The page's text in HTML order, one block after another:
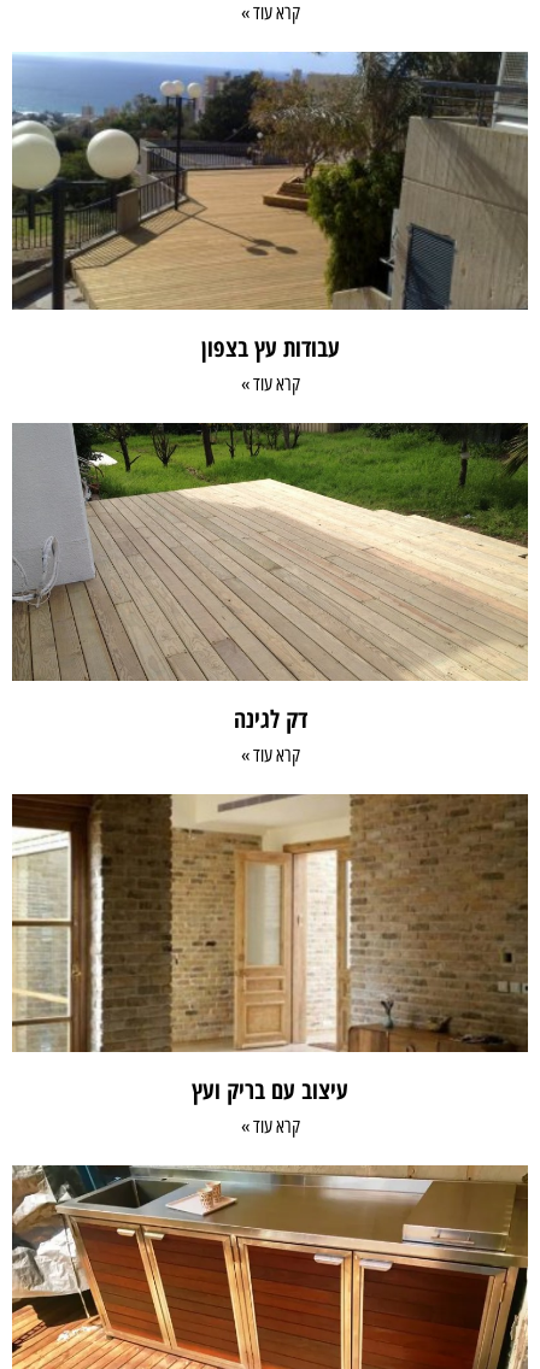
קרא עוד »
עבודות עץ בצפון
קרא עוד »
דק לגינה
קרא עוד »
עיצוב עם בריק ועץ
קרא עוד »